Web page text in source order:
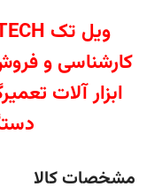
کارشناسی و
ابزار آلات
مشخصات کالا